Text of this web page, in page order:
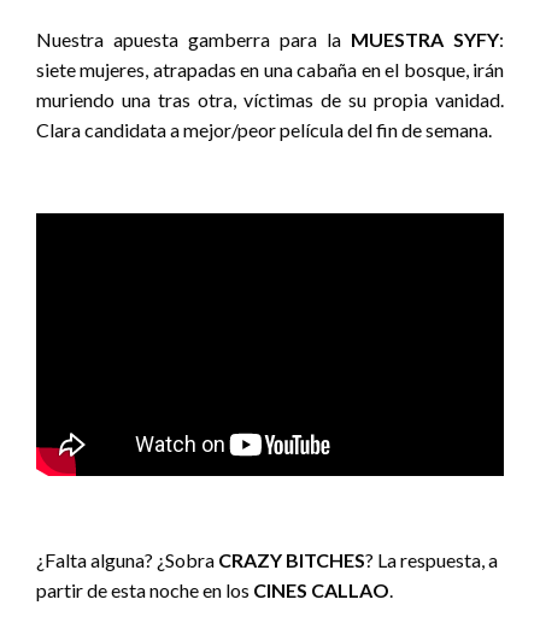
Nuestra apuesta gamberra para la MUESTRA SYFY:
siete mujeres, atrapadas en una cabaña en el bosque, irán
muriendo una tras otra, víctimas de su propia vanidad.
Clara candidata a mejor/peor película del fin de semana.
¿Falta alguna? ¿Sobra CRAZY BITCHES? La respuesta, a
partir de esta noche en los CINES CALLAO.